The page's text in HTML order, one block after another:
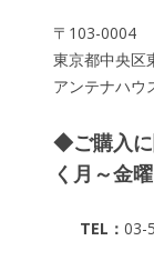
〒103-0004
東京都中央区
アンテナハウ
◆ご購入に
く月～金
TEL： 03-